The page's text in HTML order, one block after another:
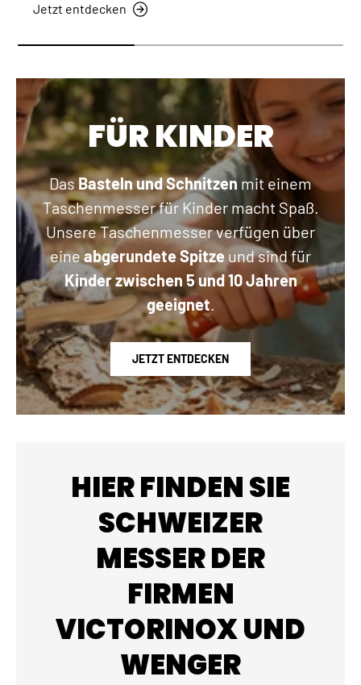
Jetzt entdecken
FÜR KINDER
DasBasteln und Schnitzen mit einem
Taschenmesser für Kinder macht Spaß.
Unsere Taschenmesser verfügen über
eine abgerundete Spitze und sind für
Kinder zwischen 5 und 10 Jahren
geeignet.
JETZT ENTDECKEN
HIER FINDEN SIE
SCHWEIZER
MESSER DER
FIRMEN
VICTORINOX UND
WENGER